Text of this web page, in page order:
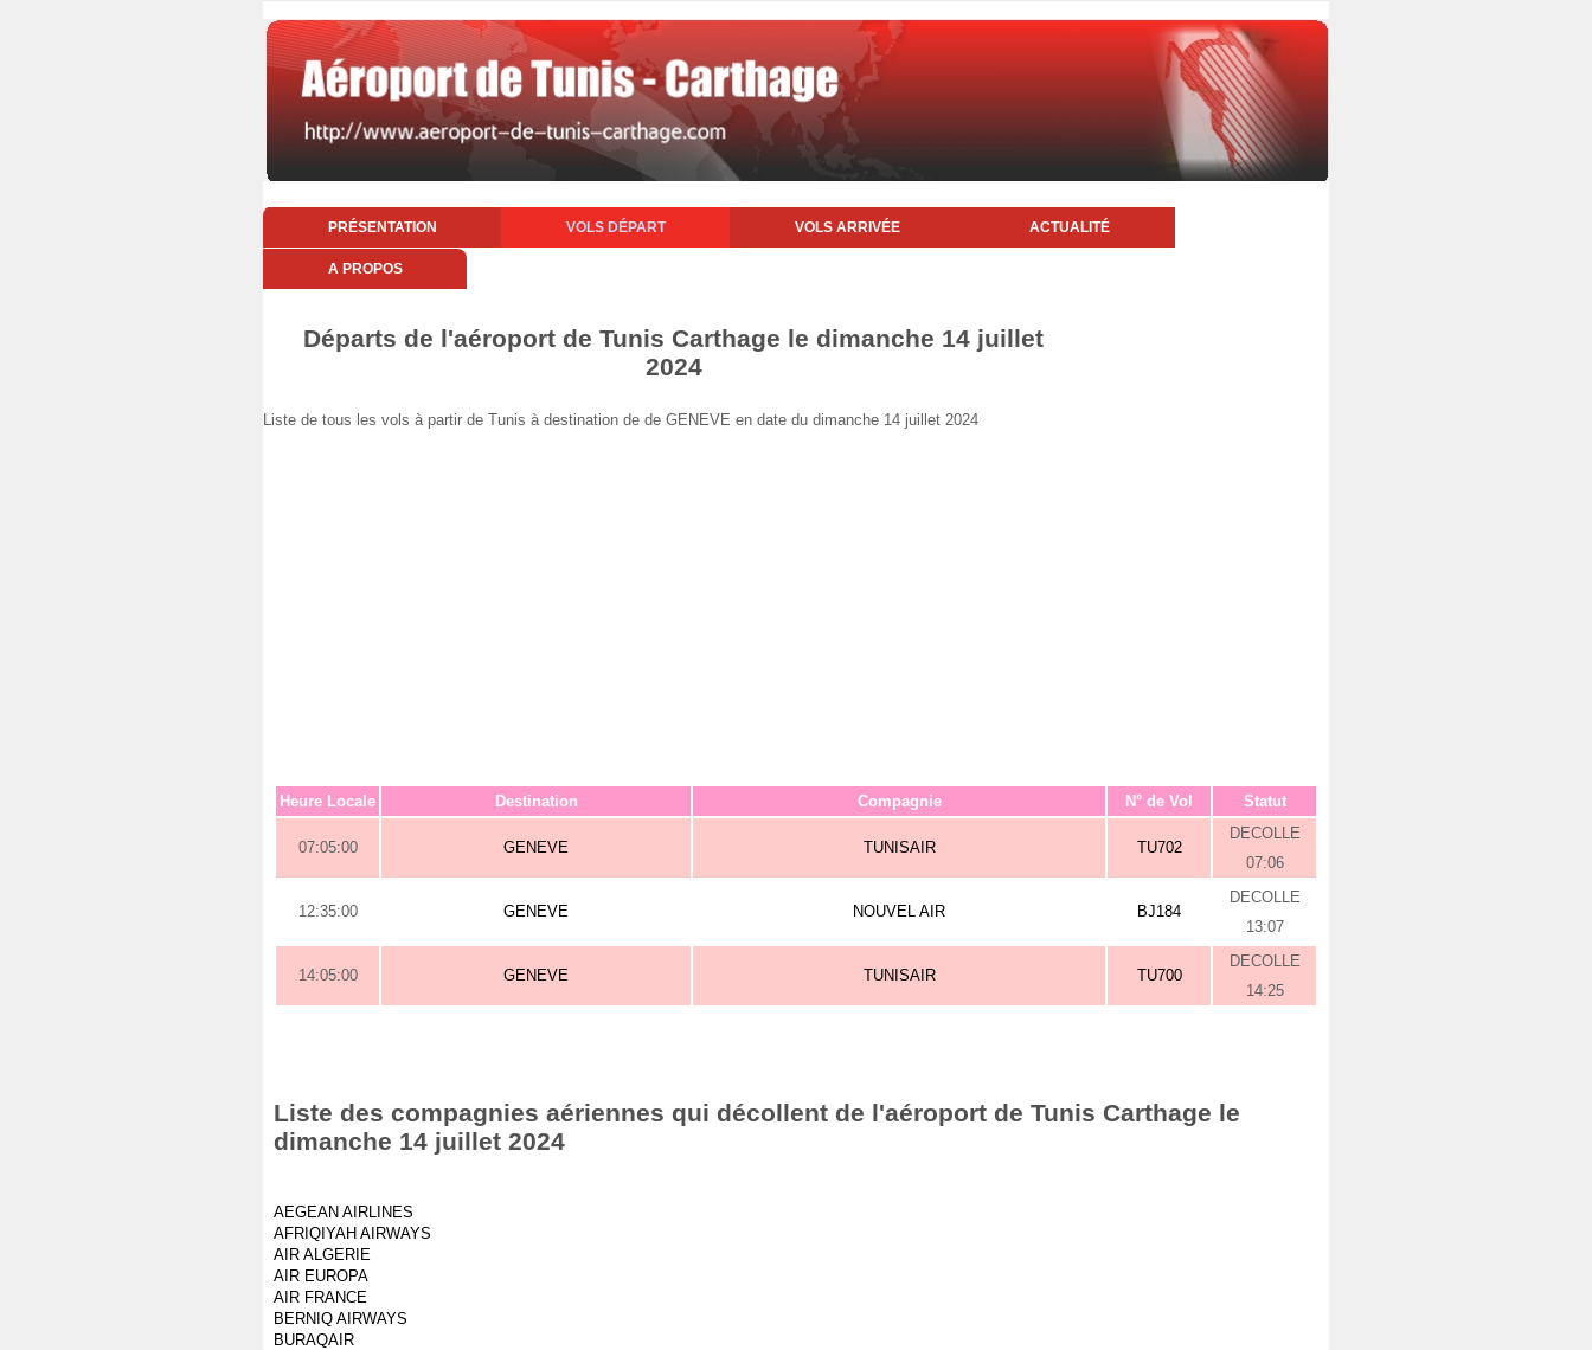
PRÉSENTATION VOLS DÉPART VOLS ARRIVÉE ACTUALITÉ
A PROPOS
Départs de l'aéroport de Tunis Carthage le dimanche 14 juillet
2024
Liste de tous les vols à partir de Tunis à destination de de GENEVE en date du dimanche 14 juillet 2024
Heure Locale Destination Compagnie N° de Vol Statut
07:05:00 GENEVE TUNISAIR TU702
DECOLLE
07:06
12:35:00 GENEVE NOUVEL AIR BJ184
DECOLLE
13:07
14:05:00 GENEVE TUNISAIR TU700
DECOLLE
14:25
Liste des compagnies aériennes qui décollent de l'aéroport de Tunis Carthage le
dimanche 14 juillet 2024
AEGEAN AIRLINES
AFRIQIYAH AIRWAYS
AIR ALGERIE
AIR EUROPA
AIR FRANCE
BERNIQ AIRWAYS
BURAQAIR